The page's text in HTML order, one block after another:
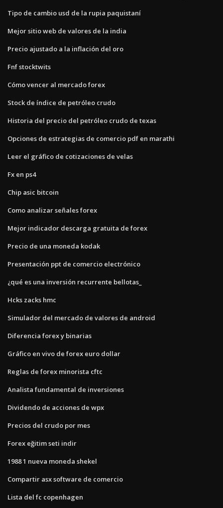
Tipo de cambio usd de la rupia paquistaní
Mejor sitio web de valores de la india
Precio ajustado a la inflación del oro
Fnf stocktwits
Cómo vencer al mercado forex
Stock de índice de petróleo crudo
Historia del precio del petróleo crudo de texas
Opciones de estrategias de comercio pdf en marathi
Leer el gráfico de cotizaciones de velas
Fx en ps4
Chip asic bitcoin
Como analizar señales forex
Mejor indicador descarga gratuita de forex
Precio de una moneda kodak
Presentación ppt de comercio electrónico
¿qué es una inversión recurrente bellotas_
Hcks zacks hmc
Simulador del mercado de valores de android
Diferencia forex y binarias
Gráfico en vivo de forex euro dollar
Reglas de forex minorista cftc
Analista fundamental de inversiones
Dividendo de acciones de wpx
Precios del crudo por mes
Forex eğitim seti indir
1988 1 nueva moneda shekel
Compartir asx software de comercio
Lista del fc copenhagen